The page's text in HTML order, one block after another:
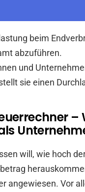
beim
abzuführen.
und
sie einen
–
will, wie hoch
angewiesen. Vor